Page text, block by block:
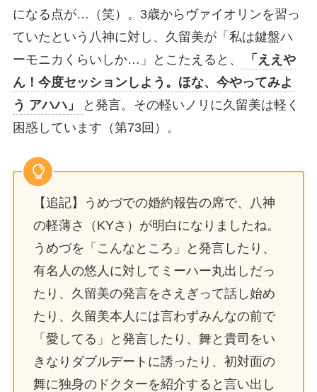
になる点が…（笑）。3歳からヴァイオリンを習っ
ていたという八神に対し、久留美が「私は鍵盤ハ
ーモニカくらいしか…」とこたえると、
「ええや
ん！今度セッションしよう。ほな、今やってみよ
う アハハ」
と発言。その軽いノリに久留美は軽く
困惑しています（第73回）。
【追記】うめづでの婚約報告の席で、八神
の軽薄さ（KYさ）が明白になりましたね。
うめづを「こんなところ」と発言したり、
有名人の悠人に対してミーハー丸出しだっ
たり、久留美の発言をさえぎって話し始め
たり、久留美本人には言わずみんなの前で
「愛してる」と発言したり、舞と貴司をい
きなりダブルデートに誘ったり、初対面の
舞に独身のドクターを紹介すると言い出し